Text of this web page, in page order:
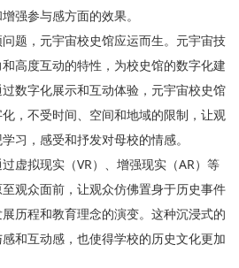
强参与感方面的效果。
题，元宇宙校史馆应运而生。元宇宙技
高度互动的特性，为校史馆的数字化建
数字化展示和互动体验，元宇宙校史馆
，不受时间、空间和地域的限制，让观
习，感受和抒发对母校的情感。
虚拟现实（VR）、增强现实（AR）等
观众面前，让观众仿佛置身于历史事件
历程和教育理念的演变。这种沉浸式的
和互动感，也使得学校的历史文化更加